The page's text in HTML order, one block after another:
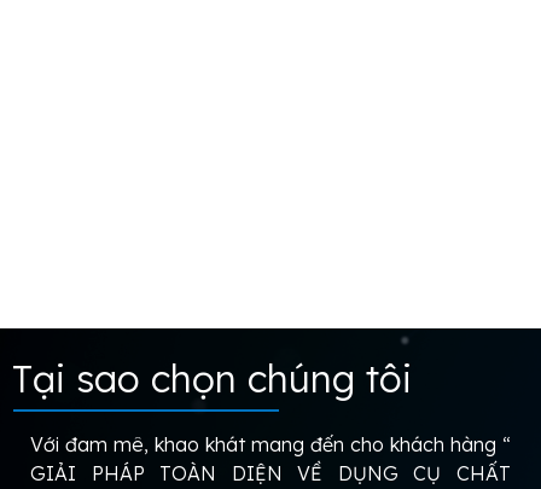
Tại sao chọn chúng tôi
Với đam mê, khao khát mang đến cho khách hàng “
GIẢI PHÁP TOÀN DIỆN VỀ DỤNG CỤ CHẤT